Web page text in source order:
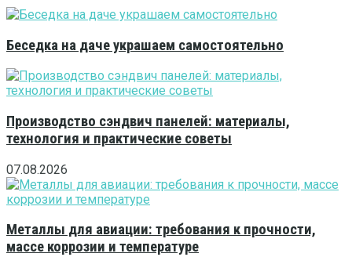
Беседка на даче украшаем самостоятельно
Производство сэндвич панелей: материалы,
технология и практические советы
07.08.2026
Металлы для авиации: требования к прочности,
массе коррозии и температуре